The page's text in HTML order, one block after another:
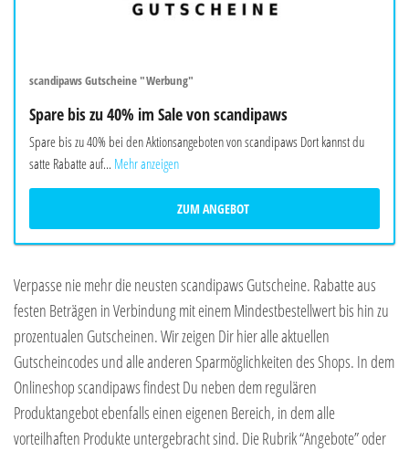
scandipaws Gutscheine "Werbung"
Spare bis zu 40% im Sale von scandipaws
Spare bis zu 40% bei den Aktionsangeboten von scandipaws Dort kannst du
satte Rabatte auf... Mehr anzeigen
ZUM ANGEBOT
Verpasse nie mehr die neusten scandipaws Gutscheine. Rabatte aus
festen Beträgen in Verbindung mit einem Mindestbestellwert bis hin zu
prozentualen Gutscheinen. Wir zeigen Dir hier alle aktuellen
Gutscheincodes und alle anderen Sparmöglichkeiten des Shops. In dem
Onlineshop scandipaws findest Du neben dem regulären
Produktangebot ebenfalls einen eigenen Bereich, in dem alle
vorteilhaften Produkte untergebracht sind. Die Rubrik “Angebote” oder